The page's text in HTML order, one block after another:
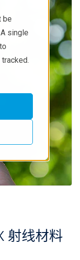
be
single
射线材料